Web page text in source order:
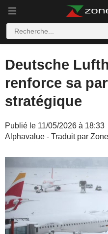
Deutsche
renforce sa
stratégique
Publié le 11/05/2026 à 18:33
Alphavalue - Traduit par